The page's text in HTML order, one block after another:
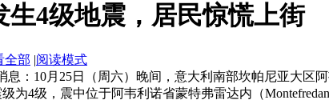
4级地震，居民惊慌上街
全部 |阅读模式
息：10月25日（周六）晚间，意大利南部坎帕尼亚大
为4级，震中位于阿韦利诺省蒙特弗雷达内（